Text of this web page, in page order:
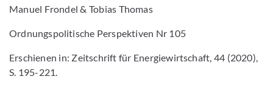
Manuel Frondel & Tobias Thomas
Ordnungspolitische Perspektiven Nr 105
Erschienen in: Zeitschrift für Energiewirtschaft, 44 (2020),
S. 195-221.